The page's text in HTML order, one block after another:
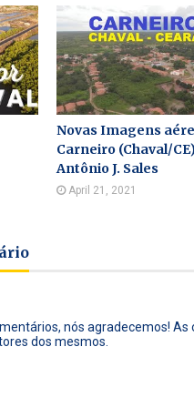
Novas Imagens
Carneiro (Chaval/
Antônio J. Sales
April 21, 2021
nós agradecemos!
dos mesmos.